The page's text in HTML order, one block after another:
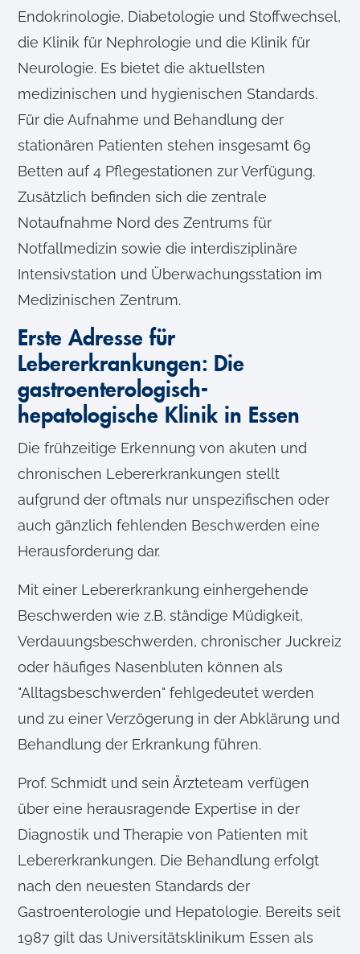
Endokrinologie, Diabetologie und Stoffwechsel,
die Klinik für Nephrologie und die Klinik für
Neurologie. Es bietet die aktuellsten
medizinischen und hygienischen Standards.
Für die Aufnahme und Behandlung der
stationären Patienten stehen insgesamt 69
Betten auf 4 Pflegestationen zur Verfügung.
Zusätzlich befinden sich die zentrale
Notaufnahme Nord des Zentrums für
Notfallmedizin sowie die interdisziplinäre
Intensivstation und Überwachungsstation im
Medizinischen Zentrum.
Erste Adresse für
Lebererkrankungen: Die
gastroenterologisch-
hepatologische Klinik in Essen
Die frühzeitige Erkennung von akuten und
chronischen Lebererkrankungen stellt
aufgrund der oftmals nur unspezifischen oder
auch gänzlich fehlenden Beschwerden eine
Herausforderung dar.
Mit einer Lebererkrankung einhergehende
Beschwerden wie z.B. ständige Müdigkeit,
Verdauungsbeschwerden, chronischer Juckreiz
oder häufiges Nasenbluten können als
"Alltagsbeschwerden" fehlgedeutet werden
und zu einer Verzögerung in der Abklärung und
Behandlung der Erkrankung führen.
Prof. Schmidt und sein Ärzteteam verfügen
über eine herausragende Expertise in der
Diagnostik und Therapie von Patienten mit
Lebererkrankungen. Die Behandlung erfolgt
nach den neuesten Standards der
Gastroenterologie und Hepatologie. Bereits seit
1987 gilt das Universitätsklinikum Essen als